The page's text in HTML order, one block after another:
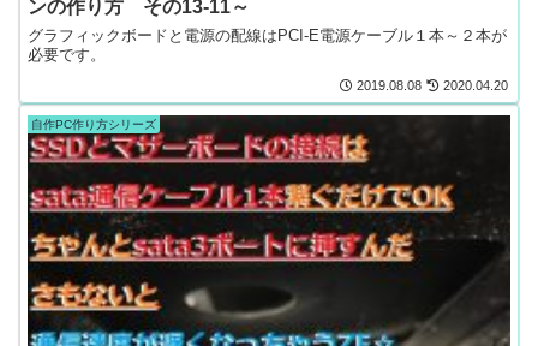
ンの作り方 その13-11～
グラフィックボードと電源の配線はPCI-E電源ケーブル１本～２本が
必要です。
2019.08.08 2020.04.20
自作PC作り方シリーズ